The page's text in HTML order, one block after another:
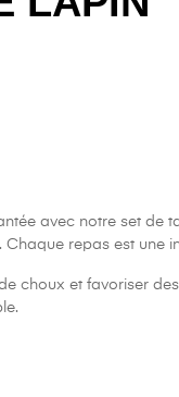
avec notre set de
repas est une
choux et favoriser